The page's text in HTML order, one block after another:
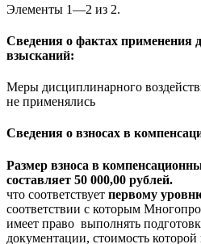
Элементы 1—2 из 2.
Сведения о фактах применения
взысканий:
Меры дисциплинарного
не применялись
Сведения о взносах в
Размер взноса в
составляет 50 000,00 рублей.
что соответствует первому
соответствии с которым
имеет право выполнять
документации, стоимость